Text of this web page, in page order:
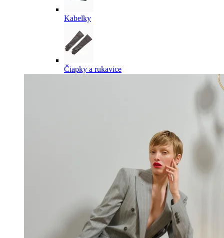
Kabelky
Čiapky a rukavice